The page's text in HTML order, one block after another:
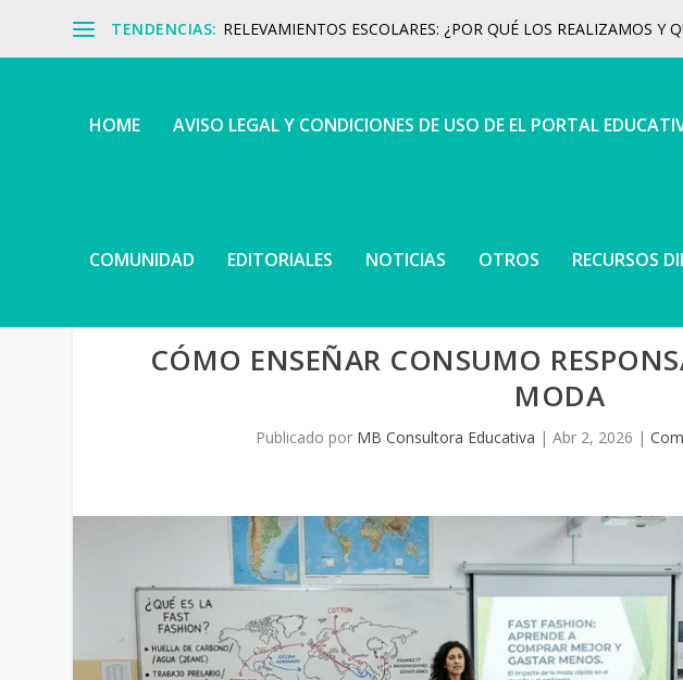
TENDENCIAS: RELEVAMIENTOS ESCOLARES: ¿POR QUÉ LOS REALIZAMOS Y
HOME AVISO LEGAL Y CONDICIONES DE USO DE EL PORTAL
COMUNIDAD EDITORIALES NOTICIAS OTROS RECURSOS
CÓMO ENSEÑAR CONSUMO
MODA
Publicado por MB Consultora Educativa |Abr 2, 2026 |